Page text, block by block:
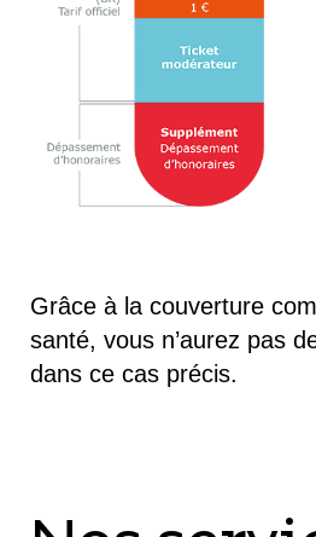
Grâce à la couverture
santé, vous n’aurez pas
dans ce cas précis.